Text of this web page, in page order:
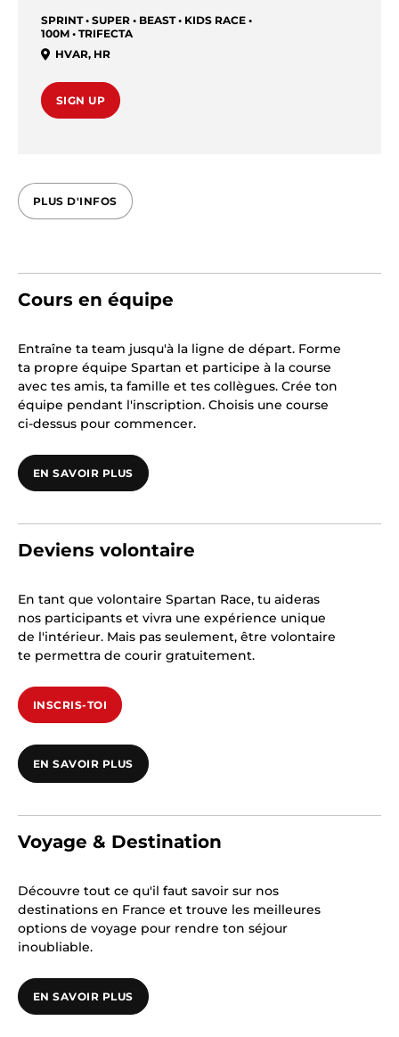
SPRINT • SUPER • BEAST • KIDS RACE •
100M • TRIFECTA
HVAR, HR
SIGN UP
PLUS D'INFOS
Cours en équipe
Entraîne ta team jusqu'à la ligne de départ. Forme
ta propre équipe Spartan et participe à la course
avec tes amis, ta famille et tes collègues. Crée ton
équipe pendant l'inscription. Choisis une course
ci-dessus pour commencer.
EN SAVOIR PLUS
Deviens volontaire
En tant que volontaire Spartan Race, tu aideras
nos participants et vivra une expérience unique
de l'intérieur. Mais pas seulement, être volontaire
te permettra de courir gratuitement.
INSCRIS-TOI
EN SAVOIR PLUS
Voyage & Destination
Découvre tout ce qu'il faut savoir sur nos
destinations en France et trouve les meilleures
options de voyage pour rendre ton séjour
inoubliable.
EN SAVOIR PLUS